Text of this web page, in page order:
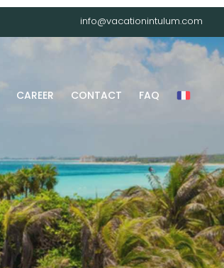
info@vacationintulum.com
CAREER CONTACT FAQ